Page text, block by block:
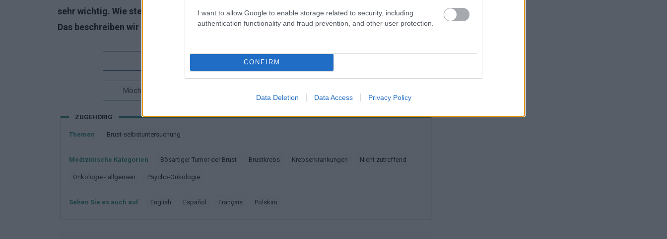
I want to allow Google to enable storage related to security, including
authentication functionality and fraud prevention, and other user protection.
CONFIRM
Data Deletion Data Access Privacy Policy
sehr wichtig. Wie steht es um die Lebensqualität von Frauen mit einer Brustkrebsdiagnose?
Das beschreiben wir in diesem
Artikel.
Interessant? Teilen sie es auf Facebook!
Möchten Sie auf dem Laufenden bleiben? Folgen Sie uns auf
ZUGEHÖRIG
Themen Brust-selbstuntersuchung
Medizinische Kategorien Bösartiger Tumor der Brust Brustkrebs Krebserkrankungen Nicht zutreffend
Onkologie - allgemein Psycho-Onkologie
Sehen Sie es auch auf english español français polskim